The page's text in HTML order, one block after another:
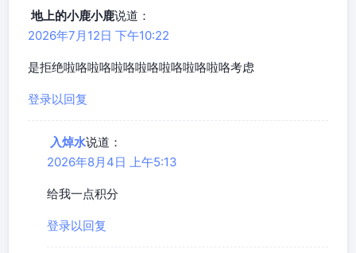
地上的小鹿小鹿说道：
2026年7月12日 下午10:22
是拒绝啦咯啦咯啦咯啦咯啦咯啦咯啦咯考虑
登录以回复
入焯水说道：
2026年8月4日 上午5:13
给我一点积分
登录以回复